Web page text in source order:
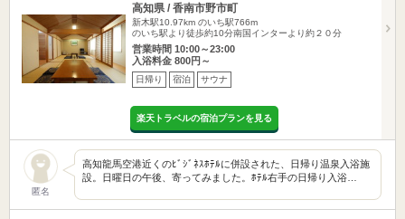
高知県 / 香南市野市町
新木駅10.97km のいち駅766m
のいち駅より徒歩約10分南国インターより約２０分
営業時間 10:00～23:00
入浴料金 800円～
日帰り 宿泊 サウナ
楽天トラベルの宿泊プランを見る
匿名
高知龍馬空港近くのﾋﾞｼﾞﾈｽﾎﾃﾙに併設された、日帰り温泉入浴施
設。日曜日の午後、寄ってみました。ﾎﾃﾙ右手の日帰り入浴…